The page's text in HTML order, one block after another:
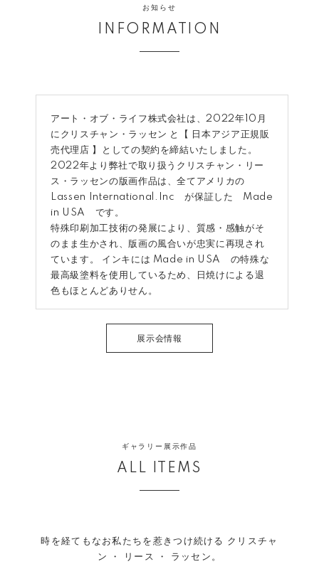
お知らせ
INFORMATION
アート・オブ・ライフ株式会社は、2022年10月
にクリスチャン・ラッセン と【 日本アジア正規販
売代理店 】としての契約を締結いたしました。
2022年より弊社で取り扱うクリスチャン・リー
ス・ラッセンの版画作品は、全てアメリカの
Lassen International.Inc が保証した Made
in USA です。
特殊印刷加工技術の発展により、質感・感触がそ
のまま生かされ、版画の風合いが忠実に再現され
ています。 インキには Made in USA の特殊な
最高級塗料を使用しているため、日焼けによる退
色もほとんどありせん。
ぜひこの機会に、鮮やかな色とクリアで透明感の
ある版画作品の魅力をお愉しみください。
展示会情報
ギャラリー展示作品
ALL ITEMS
時を経てもなお私たちを惹きつけ続ける クリスチャ
ン ・ リース ・ ラッセン。